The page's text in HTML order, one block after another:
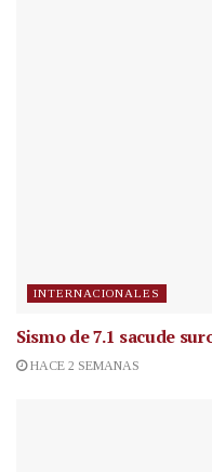
INTERNACIONALES
Sismo de 7.1 sacude
HACE 2 SEMANAS